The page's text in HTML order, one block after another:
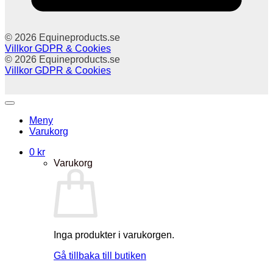
© 2026 Equineproducts.se
Villkor GDPR & Cookies
© 2026 Equineproducts.se
Villkor GDPR & Cookies
Meny
Varukorg
0 kr
Varukorg
Inga produkter i varukorgen.
Gå tillbaka till butiken